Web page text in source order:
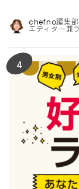
chefno編集部
エディター兼
4